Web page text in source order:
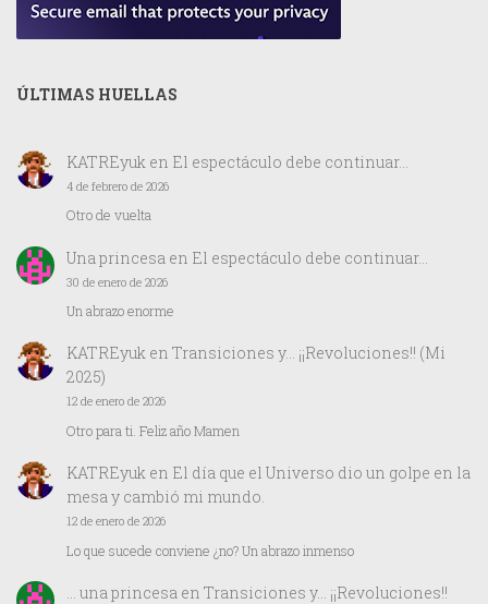
ÚLTIMAS HUELLAS
KATREyuken El espectáculo debe continuar…
4 de febrero de 2026
Otro de vuelta
Una princesa en El espectáculo debe continuar…
30 de enero de 2026
Un abrazo enorme
KATREyuken Transiciones y… ¡¡Revoluciones!! (Mi
2025)
12 de enero de 2026
Otro para ti. Feliz año Mamen
KATREyuken El día que el Universo dio un golpe en la
mesa y cambió mi mundo.
12 de enero de 2026
Lo que sucede conviene ¿no? Un abrazo inmenso
… una princesaen Transiciones y… ¡¡Revoluciones!!